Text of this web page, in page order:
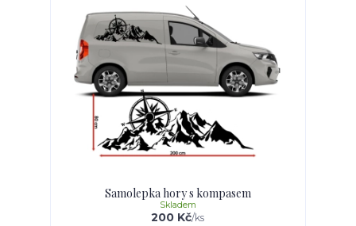
Samolepka hory s kompasem
200 Kč/ks
Skladem